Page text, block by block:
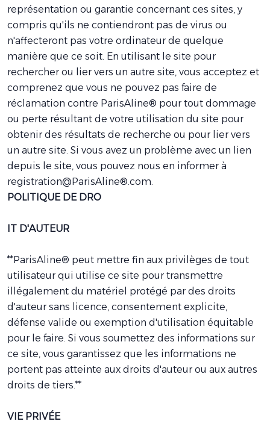
représentation ou garantie concernant ces sites, y
compris qu'ils ne contiendront pas de virus ou
n'affecteront pas votre ordinateur de quelque
manière que ce soit. En utilisant le site pour
rechercher ou lier vers un autre site, vous acceptez et
comprenez que vous ne pouvez pas faire de
réclamation contre ParisAline® pour tout dommage
ou perte résultant de votre utilisation du site pour
obtenir des résultats de recherche ou pour lier vers
un autre site. Si vous avez un problème avec un lien
depuis le site, vous pouvez nous en informer à
registration@ParisAline®.com.
POLITIQUE DE DRO
IT D'AUTEUR
**ParisAline® peut mettre fin aux privilèges de tout
utilisateur qui utilise ce site pour transmettre
illégalement du matériel protégé par des droits
d'auteur sans licence, consentement explicite,
défense valide ou exemption d'utilisation équitable
pour le faire. Si vous soumettez des informations sur
ce site, vous garantissez que les informations ne
portent pas atteinte aux droits d'auteur ou aux autres
droits de tiers.**
VIE PRIVÉE